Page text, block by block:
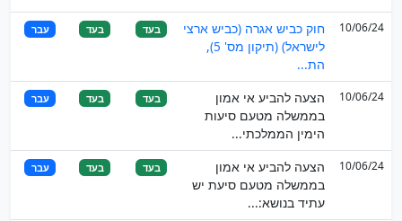
10/06/24
חוק כביש אגרה (כביש ארצי
לישראל) (תיקון מס' 5),
הת...
בעד בעד עבר
10/06/24
הצעה להביע אי אמון
בממשלה מטעם סיעות
הימין הממלכתי...
בעד בעד עבר
10/06/24
הצעה להביע אי אמון
בממשלה מטעם סיעת יש
עתיד בנושא:...
בעד בעד עבר